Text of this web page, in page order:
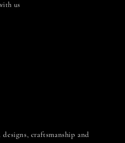
us
craftsmanship and